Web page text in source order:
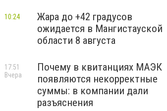
Жара до +42 градусов
ожидается в Мангистауской
области 8 августа
10:24
Почему в квитанциях МАЭК
появляются некорректные
суммы: в компании дали
разъяснения
17:51
Вчера